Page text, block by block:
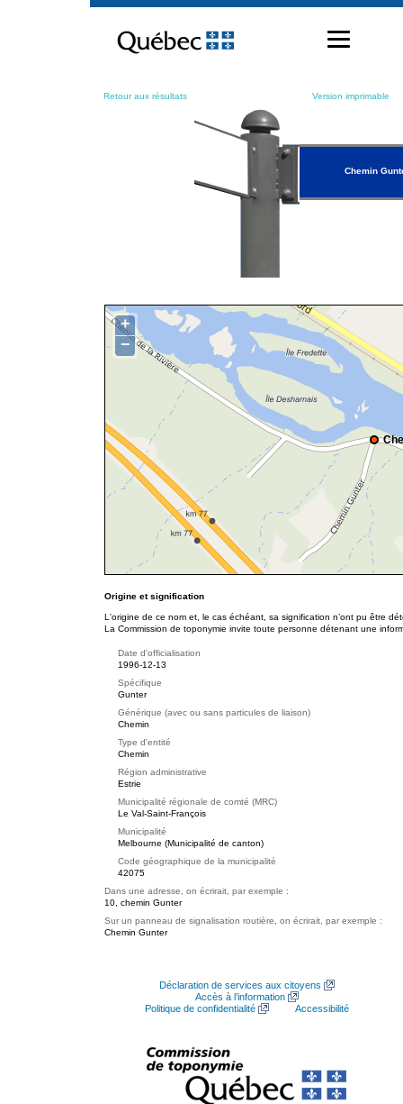
contenu
Retour aux résultats Version imprimable
Chemin
+
−
Origine et signification
L'origine de ce nom et, le cas échéant, sa signification n’ont pu être
La Commission de toponymie invite toute personne détenant une
Date d'officialisation
1996-12-13
Spécifique
Gunter
Générique (avec ou sans particules de liaison)
Chemin
Type d'entité
Chemin
Région administrative
Estrie
Municipalité régionale de comté (MRC)
Le Val-Saint-François
Municipalité
Melbourne (Municipalité de canton)
Code géographique de la municipalité
42075
Dans une adresse, on écrirait, par exemple :
10, chemin Gunter
Sur un panneau de signalisation routière, on écrirait, par exemple :
Chemin Gunter
Déclaration de services aux citoyens
Accès à l’information
Politique de confidentialité
Accessibilité